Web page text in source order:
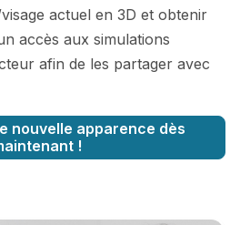
actuel en 3D et obtenir
accès aux simulations
afin de les partager avec
nouvelle apparence dès
!